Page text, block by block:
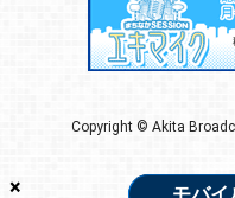
×
Copyright © Akita